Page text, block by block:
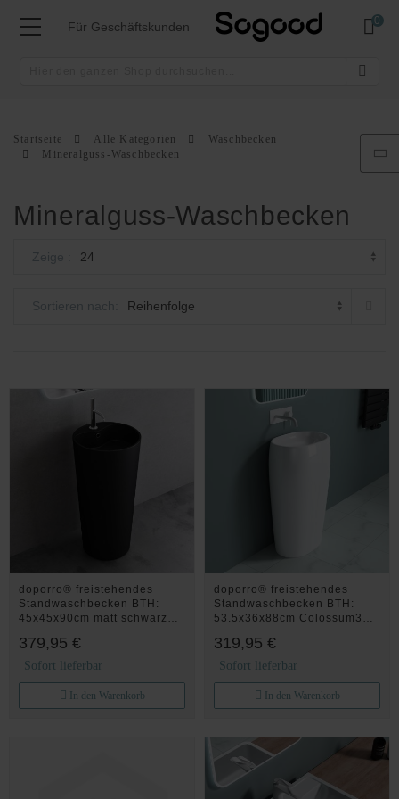
Für Geschäftskunden
Startseite Alle Kategorien
Waschbecken
Mineralguss-Waschbecken
Mineralguss-Waschbecken
Zeige
Sortieren nach
doporro® freistehendes
Standwaschbecken BTH:
45x45x90cm matt schwarz
Waschplatz Standsäule
Colossum35
379,95 €
Sofort lieferbar
In den Warenkorb
doporro® freistehendes
Standwaschbecken BTH:
53.5x36x88cm Colossum32
aus Gussmarmor Waschtisch
Waschplatz
319,95 €
Sofort lieferbar
In den Warenkorb